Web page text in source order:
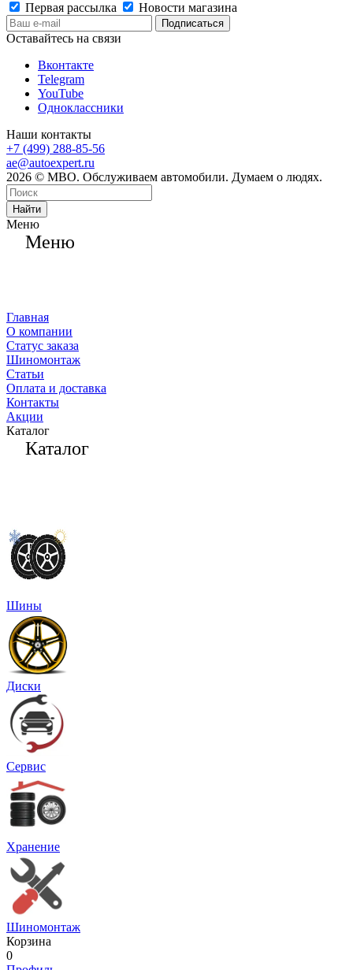
Первая рассылка
Новости магазина
Оставайтесь на связи
Вконтакте
Telegram
YouTube
Одноклассники
Наши контакты
+7 (499) 288-85-56
ae@autoexpert.ru
2026 © МВО. Обслуживаем автомобили. Думаем о людях.
Найти
Меню
Меню
Главная
О компании
Статус заказа
Шиномонтаж
Статьи
Оплата и доставка
Контакты
Акции
Каталог
Каталог
Шины
Диски
Сервис
Хранение
Шиномонтаж
Корзина
0